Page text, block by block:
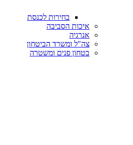
בחירות לכנסת
איכות הסביבה
צה"ל ומשרד הביטחון
בטחון פנים ומשטרה